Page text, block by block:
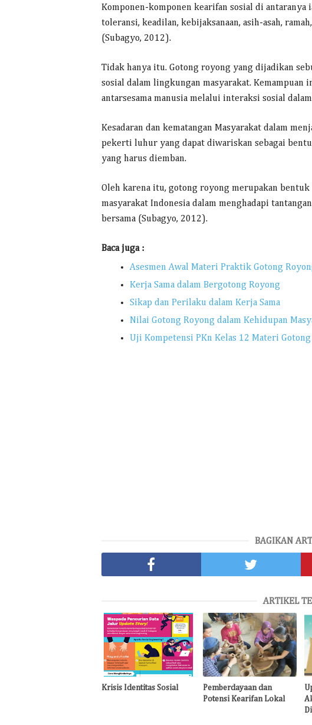
Komponen-komponen kearifan sosial di antaranya
toleransi, keadilan, kebijaksanaan, asih-asah,
(Subagyo, 2012).
Tidak hanya itu. Gotong royong yang dijadikan
sosial dalam lingkungan masyarakat. Kemampuan
antarsesama manusia melalui interaksi sosial
Kesadaran dan kematangan Masyarakat dalam
pekerti luhur yang dapat diwariskan sebagai
yang harus diemban.
Oleh karena itu, gotong royong merupakan
masyarakat Indonesia dalam menghadapi
bersama (Subagyo, 2012).
Baca juga :
Asesmen Awal Materi Praktik Gotong
Kerja Sama dalam Bergotong Royong
Sikap dan Perilaku dalam Kerja Sama
Nilai Gotong Royong dalam Kehidupan
Uji Kompetensi PKn Kelas 12 Materi
BAGIKAN
ARTIKEL
Krisis Identitas Sosial
Pemberdayaan dan
Potensi Kearifan Lokal